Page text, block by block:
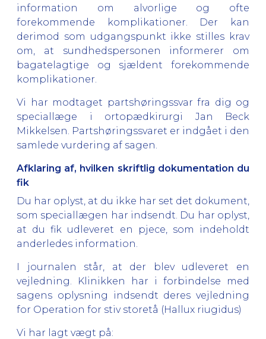
information om alvorlige og ofte
forekommende komplikationer. Der kan
derimod som udgangspunkt ikke stilles krav
om, at sundhedspersonen informerer om
bagatelagtige og sjældent forekommende
komplikationer.
Vi har modtaget partshøringssvar fra dig og
speciallæge i ortopædkirurgi Jan Beck
Mikkelsen. Partshøringssvaret er indgået i den
samlede vurdering af sagen.
Afklaring af, hvilken skriftlig dokumentation du
fik
Du har oplyst, at du ikke har set det dokument,
som speciallægen har indsendt. Du har oplyst,
at du fik udleveret en pjece, som indeholdt
anderledes information.
I journalen står, at der blev udleveret en
vejledning. Klinikken har i forbindelse med
sagens oplysning indsendt deres vejledning
for Operation for stiv storetå (Hallux riugidus)
Vi har lagt vægt på: